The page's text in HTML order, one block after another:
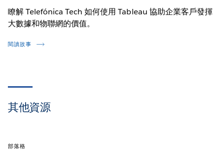
瞭解 Telefónica Tech 如何使用 Tableau 協助企業客戶發揮
大數據和物聯網的價值。
閱讀故事
其他資源
部落格